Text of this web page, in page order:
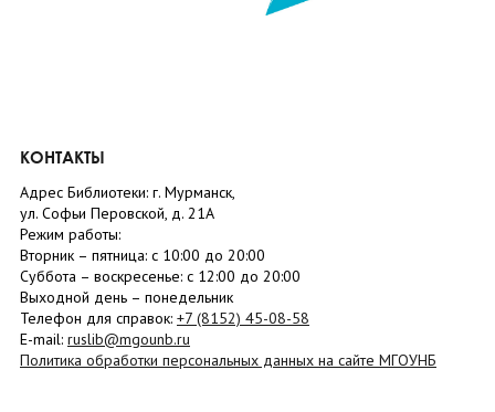
КОНТАКТЫ
Адрес Библиотеки: г. Мурманск,
ул. Софьи Перовской, д. 21А
Режим работы:
Вторник – пятница: с 10:00 до 20:00
Суббота – воскресенье: c 12:00 до 20:00
Выходной день – понедельник
Телефон для справок: +7 (8152) 45-08-58
E-mail: ruslib@mgounb.ru
Политика обработки персональных данных на сайте МГОУНБ